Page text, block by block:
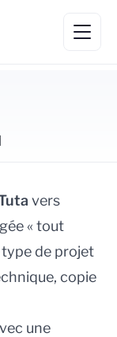
vers
« tout
de projet
copie
une